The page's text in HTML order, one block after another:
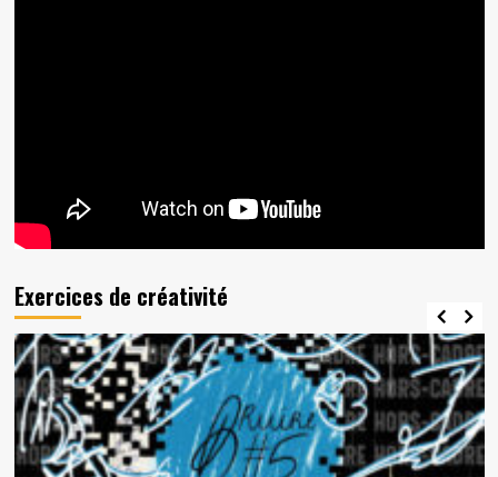
Exercices de créativité